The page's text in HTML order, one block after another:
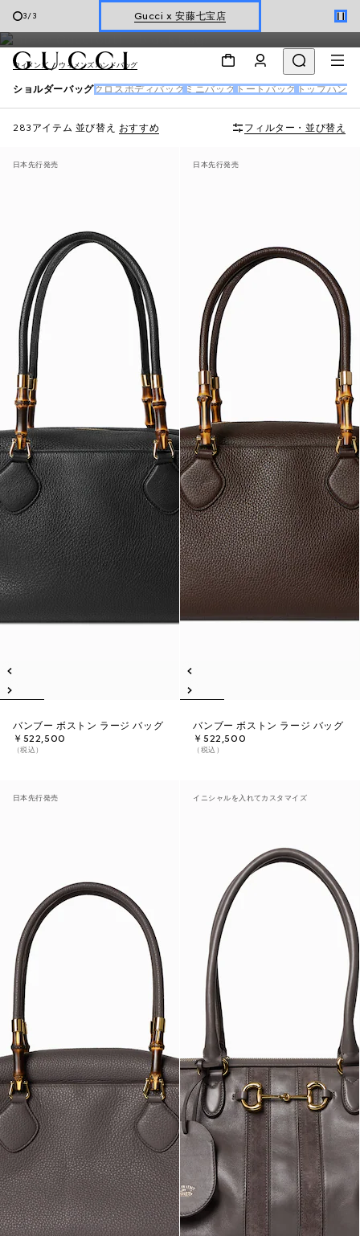
1/3 オンライン限定 〔GGマーモント〕
は大きめなどの豊富なサイズや、チェーンやバケット型、ダブルG
のモチーフなど多彩なデザインにてご用意しています。
ウィメンズ ウィメンズ ハンドバッグ
ショルダーバッグクロスボディバッグ ミニバッグ トートバッグ トップハン
283アイテム 並び替え おすすめ フィルター・並び替え
日本先行発売
バンブー ボストン ラージ バッグ
￥522,500
（税込）
日本先行発売
バンブー ボストン ラージ バッグ
￥522,500
（税込）
日本先行発売 イニシャルを入れてカスタマイズ